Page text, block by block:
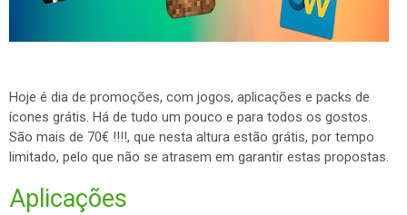
Hoje é dia de promoções, com jogos, aplicações e packs de
ícones grátis. Há de tudo um pouco e para todos os gostos.
São mais de 70€ !!!!, que nesta altura estão grátis, por tempo
limitado, pelo que não se atrasem em garantir estas propostas.
Aplicações